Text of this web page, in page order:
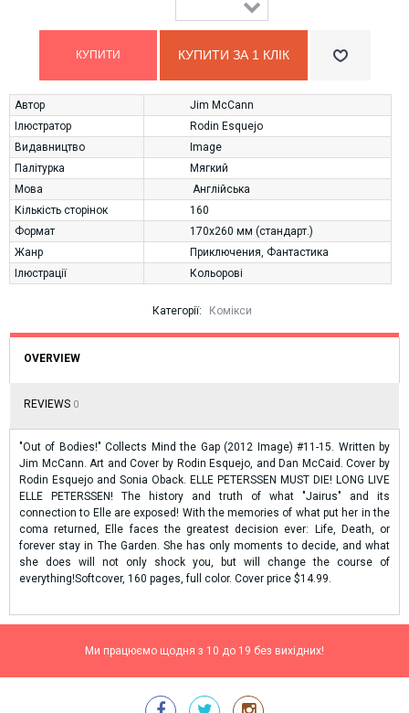
КУПИТИ ЗА 1 КЛIК
Автор
Jim McCann
Ілюстратор
Rodin Esquejo
Видавництво
Image
Палітурка
Мягкий
Мова
Англійська
Кількість сторінок
160
Формат
170х260 мм (стандарт.)
Жанр
Приключения, Фантастика
Ілюстрації
Кольорові
Категорії: Комікси
OVERVIEW
REVIEWS 0
"Out of Bodies!" Collects Mind the Gap (2012 Image) #11-15. Written by
Jim McCann. Art and Cover by Rodin Esquejo, and Dan McCaid. Cover by
Rodin Esquejo and Sonia Oback. ELLE PETERSSEN MUST DIE! LONG LIVE
ELLE PETERSSEN! The history and truth of what "Jairus" and its
connection to Elle are exposed! With the memories of what put her in the
coma returned, Elle faces the greatest decision ever: Life, Death, or
forever stay in The Garden. She has only moments to decide, and what
she does will not only shock you, but will change the course of
everything!Softcover, 160 pages, full color. Cover price $14.99.
Ми працюємо щодня з 10 до 19 без вихідних!